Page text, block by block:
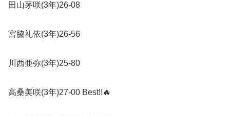
田山茅咲(3年)26-08
宮脇礼依(3年)26-56
川西亜弥(3年)25-80
高桑美咲(3年)27-00 Best!! 🔥